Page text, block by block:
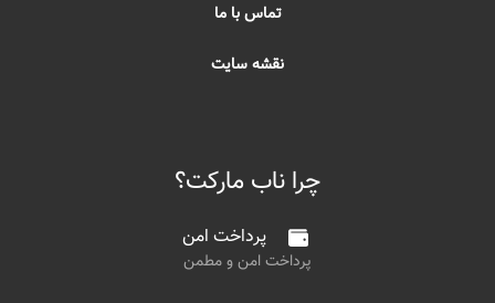
تماس با ما
نقشه سایت
چرا ناب مارکت؟
پرداخت امن
پرداخت امن و مطمن